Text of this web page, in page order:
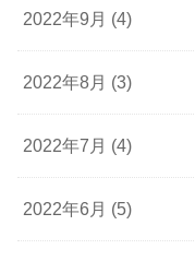
2022年9月 (4)
2022年8月 (3)
2022年7月 (4)
2022年6月 (5)